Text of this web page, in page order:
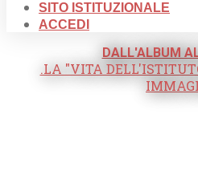
SITO ISTITUZIONALE
ACCEDI
DALL'ALBUM
.LA "VITA